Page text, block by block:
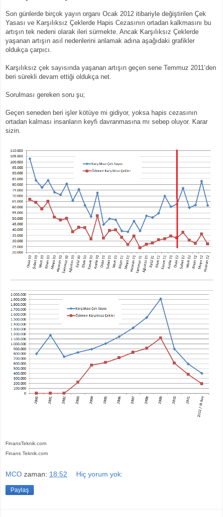
Son günlerde birçok yayın organı Ocak 2012 itibariyle değiştirilen Çek
Yasası ve Karşılıksız Çeklerde Hapis Cezasının ortadan kalkmasını bu
artışın tek nedeni olarak ileri sürmekte. Ancak Karşılıksız Çeklerde
yaşanan artışın asıl nedenlerini anlamak adına aşağıdaki grafikler
oldukça çarpıcı.
Karşılıksız çek sayısında yaşanan artışın geçen sene Temmuz 2011’den
beri sürekli devam ettiği oldukça net.
Sorulması gereken soru şu;
Geçen seneden beri işler kötüye mi gidiyor, yoksa hapis cezasının
ortadan kalması insanların keyfi davranmasına mı sebep oluyor. Karar
sizin.
FinansTeknik.com
Finans Teknik.com
MCO zaman: 18:52 Hiç yorum yok:
Paylaş